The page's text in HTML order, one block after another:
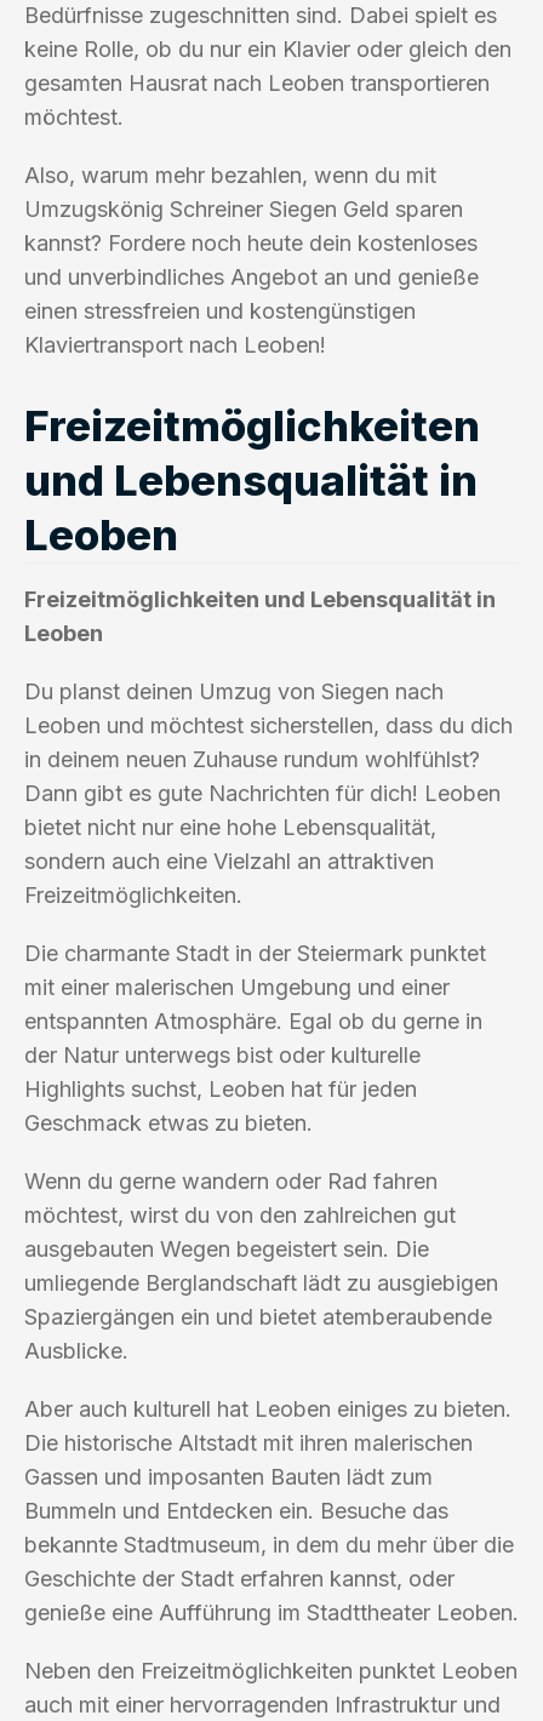
Bedürfnisse zugeschnitten sind. Dabei spielt es
keine Rolle, ob du nur ein Klavier oder gleich den
gesamten Hausrat nach Leoben transportieren
möchtest.
Also, warum mehr bezahlen, wenn du mit
Umzugskönig Schreiner Siegen Geld sparen
kannst? Fordere noch heute dein kostenloses
und unverbindliches Angebot an und genieße
einen stressfreien und kostengünstigen
Klaviertransport nach Leoben!
Freizeitmöglichkeiten
und Lebensqualität in
Leoben
Freizeitmöglichkeiten und Lebensqualität in
Leoben
Du planst deinen Umzug von Siegen nach
Leoben und möchtest sicherstellen, dass du dich
in deinem neuen Zuhause rundum wohlfühlst?
Dann gibt es gute Nachrichten für dich! Leoben
bietet nicht nur eine hohe Lebensqualität,
sondern auch eine Vielzahl an attraktiven
Freizeitmöglichkeiten.
Die charmante Stadt in der Steiermark punktet
mit einer malerischen Umgebung und einer
entspannten Atmosphäre. Egal ob du gerne in
der Natur unterwegs bist oder kulturelle
Highlights suchst, Leoben hat für jeden
Geschmack etwas zu bieten.
Wenn du gerne wandern oder Rad fahren
möchtest, wirst du von den zahlreichen gut
ausgebauten Wegen begeistert sein. Die
umliegende Berglandschaft lädt zu ausgiebigen
Spaziergängen ein und bietet atemberaubende
Ausblicke.
Aber auch kulturell hat Leoben einiges zu bieten.
Die historische Altstadt mit ihren malerischen
Gassen und imposanten Bauten lädt zum
Bummeln und Entdecken ein. Besuche das
bekannte Stadtmuseum, in dem du mehr über die
Geschichte der Stadt erfahren kannst, oder
genieße eine Aufführung im Stadttheater Leoben.
Neben den Freizeitmöglichkeiten punktet Leoben
auch mit einer hervorragenden Infrastruktur und